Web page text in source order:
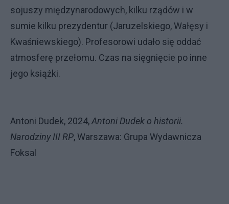
sojuszy międzynarodowych, kilku rządów i w
sumie kilku prezydentur (Jaruzelskiego, Wałęsy i
Kwaśniewskiego). Profesorowi udało się oddać
atmosferę przełomu. Czas na sięgnięcie po inne
jego książki.
Antoni Dudek, 2024,Antoni Dudek o historii.
Narodziny III RP, Warszawa: Grupa Wydawnicza
Foksal